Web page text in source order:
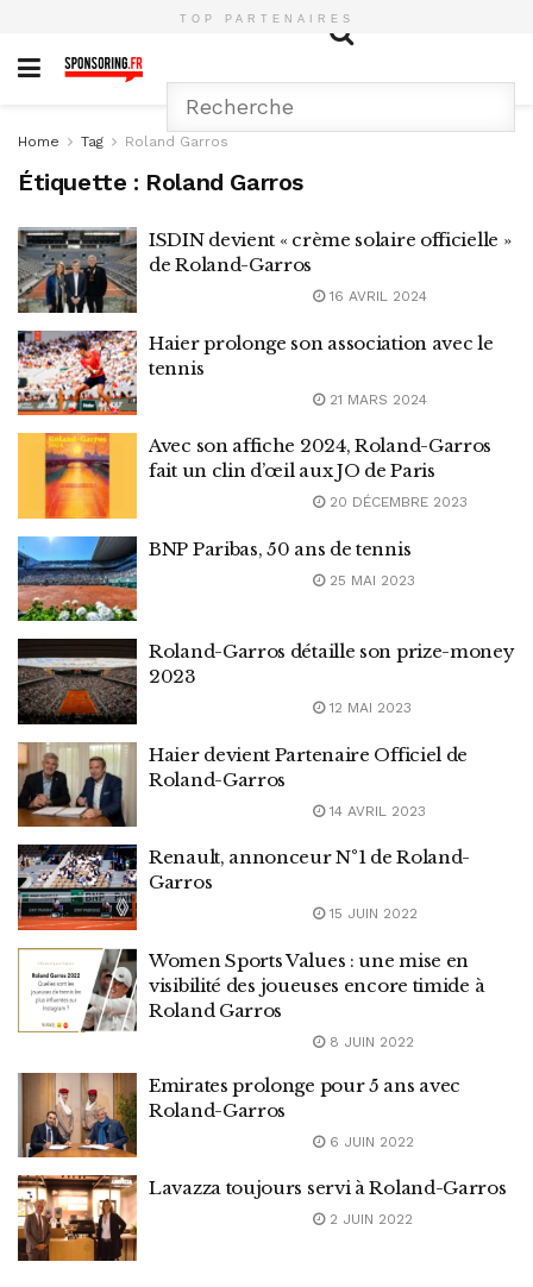
TOP PARTENAIRES
Home Tag Roland Garros
Étiquette : Roland Garros
ISDIN devient « crème solaire officielle »
de Roland-Garros
16 AVRIL 2024
Haier prolonge son association avec le
tennis
21 MARS 2024
Avec son affiche 2024, Roland-Garros
fait un clin d’œil aux JO de Paris
20 DÉCEMBRE 2023
BNP Paribas, 50 ans de tennis
25 MAI 2023
Roland-Garros détaille son prize-money
2023
12 MAI 2023
Haier devient Partenaire Officiel de
Roland-Garros
14 AVRIL 2023
Renault, annonceur N°1 de Roland-
Garros
15 JUIN 2022
Women Sports Values : une mise en
visibilité des joueuses encore timide à
Roland Garros
8 JUIN 2022
Emirates prolonge pour 5 ans avec
Roland-Garros
6 JUIN 2022
Lavazza toujours servi à Roland-Garros
2 JUIN 2022